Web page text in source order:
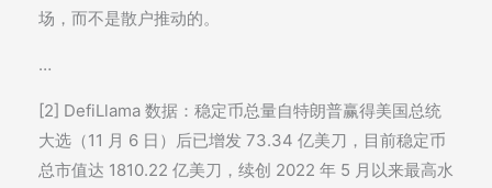
场，而不是散户推动的。
…
[2] DefiLlama 数据：稳定币总量自特朗普赢得美国总统
大选（11 月 6 日）后已增发 73.34 亿美刀，目前稳定币
总市值达 1810.22 亿美刀，续创 2022 年 5 月以来最高水